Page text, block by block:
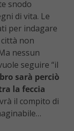
snodo
di vita. Le
per indagare
non
nessun
seguire “il
sarà perciò
la feccia
il compito di